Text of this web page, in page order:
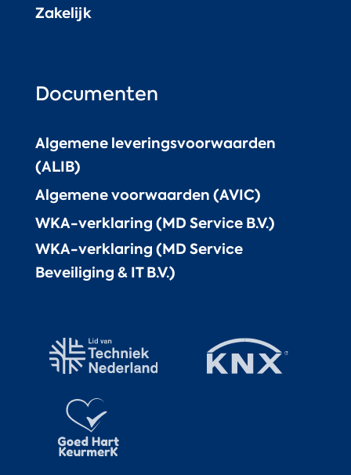
Zakelijk
Documenten
Algemene leveringsvoorwaarden
(ALIB)
Algemene voorwaarden (AVIC)
WKA-verklaring (MD Service B.V.)
WKA-verklaring (MD Service
Beveiliging & IT B.V.)